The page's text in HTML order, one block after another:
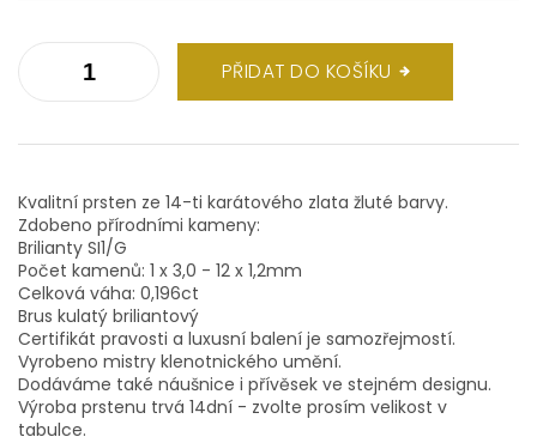
PŘIDAT DO KOŠÍKU
Kvalitní prsten ze 14-ti karátového zlata žluté barvy.
Zdobeno přírodními kameny:
Brilianty SI1/G
Počet kamenů: 1 x 3,0 - 12 x 1,2mm
Celková váha: 0,196ct
Brus kulatý briliantový
Certifikát pravosti a luxusní balení je samozřejmostí.
Vyrobeno mistry klenotnického umění.
Dodáváme také náušnice i přívěsek ve stejném designu.
Výroba prstenu trvá 14dní - zvolte prosím velikost v
tabulce.